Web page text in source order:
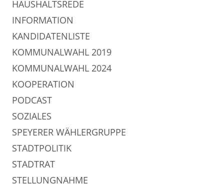
HAUSHALTSREDE
INFORMATION
KANDIDATENLISTE
KOMMUNALWAHL 2019
KOMMUNALWAHL 2024
KOOPERATION
PODCAST
SOZIALES
SPEYERER WÄHLERGRUPPE
STADTPOLITIK
STADTRAT
STELLUNGNAHME